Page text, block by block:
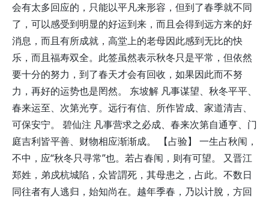
会有太多回应的，只能以平凡来形容，但到了春季就不同
了，可以感受到明显的好运到来，而且会得到远方来的好
消息，而且有所成就，高堂上的老母因此感到无比的快
乐，而且福寿双全。此签虽然表示秋冬只是平常，但依然
要十分的努力，到了春天才会有回收，如果因此而不努
力，再好的运势也是罔然。 东坡解 凡事谋望、秋冬平平、
春来运至、次第光亨。远行有信、所作皆成、家道清吉、
可保安宁。 碧仙注 凡事营求之必成、春来次第自通亨、门
庭吉利皆平善、财物相应渐渐成。 【占验】 一生占秋闱，
不中，应“秋冬只寻常”也。若占春闱，则有可望。 又晋江
郑姓，弟戍杭城陷，众皆謂死，其母患之，占此。不数日
同往者有人逃归，始知尚在。越年季春，乃以计脫，方回